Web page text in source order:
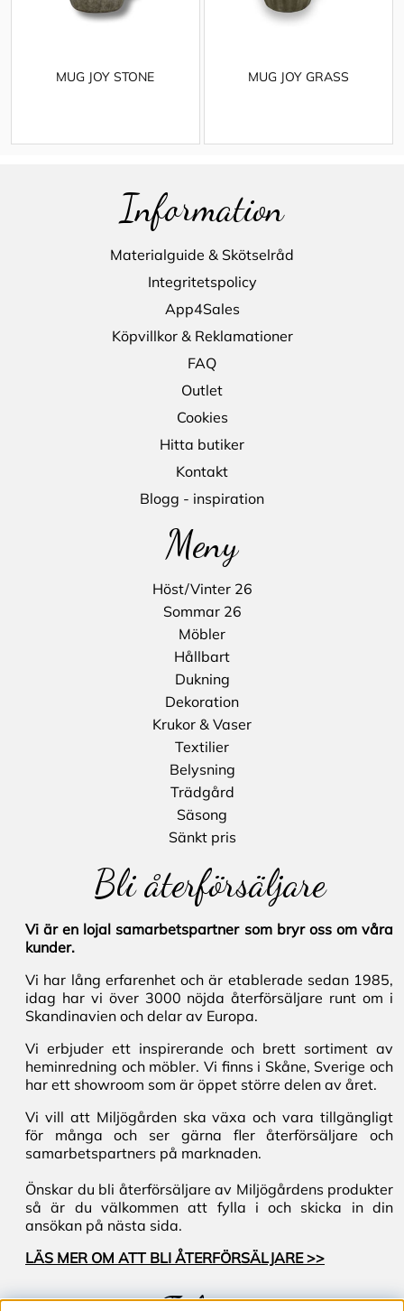
MUG JOY STONE MUG JOY GRASS
Information
Materialguide & Skötselråd
Integritetspolicy
App4Sales
Köpvillkor & Reklamationer
FAQ
Outlet
Cookies
Hitta butiker
Kontakt
Blogg - inspiration
Meny
Höst/Vinter 26
Sommar 26
Möbler
Hållbart
Dukning
Dekoration
Krukor & Vaser
Textilier
Belysning
Trädgård
Säsong
Sänkt pris
Bli återförsäljare
Vi är en lojal samarbetspartner som bryr oss om våra
kunder.
Vi har lång erfarenhet och är etablerade sedan 1985,
idag har vi över 3000 nöjda återförsäljare runt om i
Skandinavien och delar av Europa.
Vi erbjuder ett inspirerande och brett sortiment av
heminredning och möbler. Vi finns i Skåne, Sverige och
har ett showroom som är öppet större delen av året.
Vi vill att Miljögården ska växa och vara tillgängligt
för många och ser gärna fler återförsäljare och
samarbetspartners på marknaden.
Önskar du bli återförsäljare av Miljögårdens produkter
så är du välkommen att fylla i och skicka in din
ansökan på nästa sida.
LÄS MER OM ATT BLI ÅTERFÖRSÄLJARE >>